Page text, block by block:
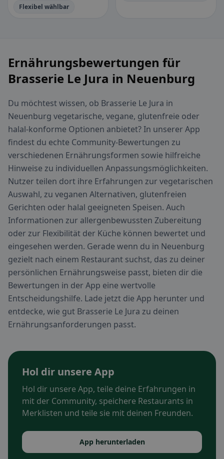
Flexibel wählbar
Ernährungsbewertungen für
Brasserie Le Jura in Neuenburg
Du möchtest wissen, ob Brasserie Le Jura in
Neuenburg vegetarische, vegane, glutenfreie oder
halal-konforme Optionen anbietet? In unserer App
findest du echte Community-Bewertungen zu
verschiedenen Ernährungsformen sowie hilfreiche
Hinweise zu individuellen Anpassungsmöglichkeiten.
Nutzer teilen dort ihre Erfahrungen zur vegetarischen
Auswahl, zu veganen Alternativen, glutenfreien
Gerichten oder halal geeigneten Speisen. Auch
Informationen zur allergenbewussten Zubereitung
oder zur Flexibilität der Küche können bewertet und
eingesehen werden. Gerade wenn du in Neuenburg
gezielt nach einem Restaurant suchst, das zu deiner
persönlichen Ernährungsweise passt, bieten dir die
Bewertungen in der App eine wertvolle
Entscheidungshilfe. Lade jetzt die App herunter und
entdecke, wie gut Brasserie Le Jura zu deinen
Ernährungsanforderungen passt.
Hol dir unsere App
Hol dir unsere App, teile deine Erfahrungen in
mit der Community, speichere Restaurants in
Merklisten und teile sie mit deinen Freunden.
App herunterladen